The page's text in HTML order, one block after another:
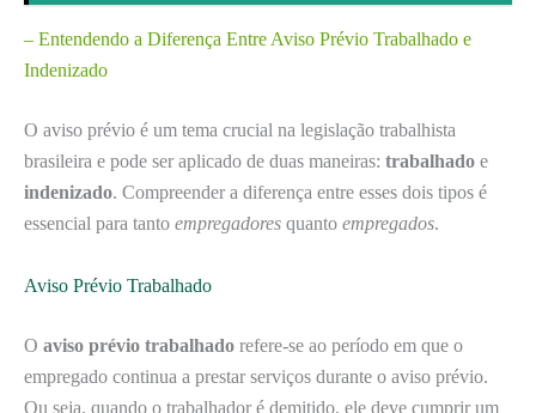
– Entendendo a Diferença Entre Aviso Prévio Trabalhado e
Indenizado
O aviso prévio é um tema crucial na legislação trabalhista
brasileira e pode ser aplicado de duas maneiras: trabalhado e
indenizado. Compreender a diferença entre esses dois tipos é
essencial para tanto empregadores quanto empregados.
Aviso Prévio Trabalhado
O aviso prévio trabalhado refere-se ao período em que o
empregado continua a prestar serviços durante o aviso prévio.
Ou seja, quando o trabalhador é demitido, ele deve cumprir um